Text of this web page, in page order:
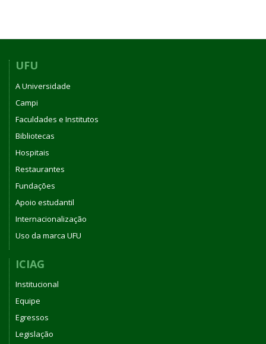
UFU
A Universidade
Campi
Faculdades e Institutos
Bibliotecas
Hospitais
Restaurantes
Fundações
Apoio estudantil
Internacionalização
Uso da marca UFU
ICIAG
Institucional
Equipe
Egressos
Legislação